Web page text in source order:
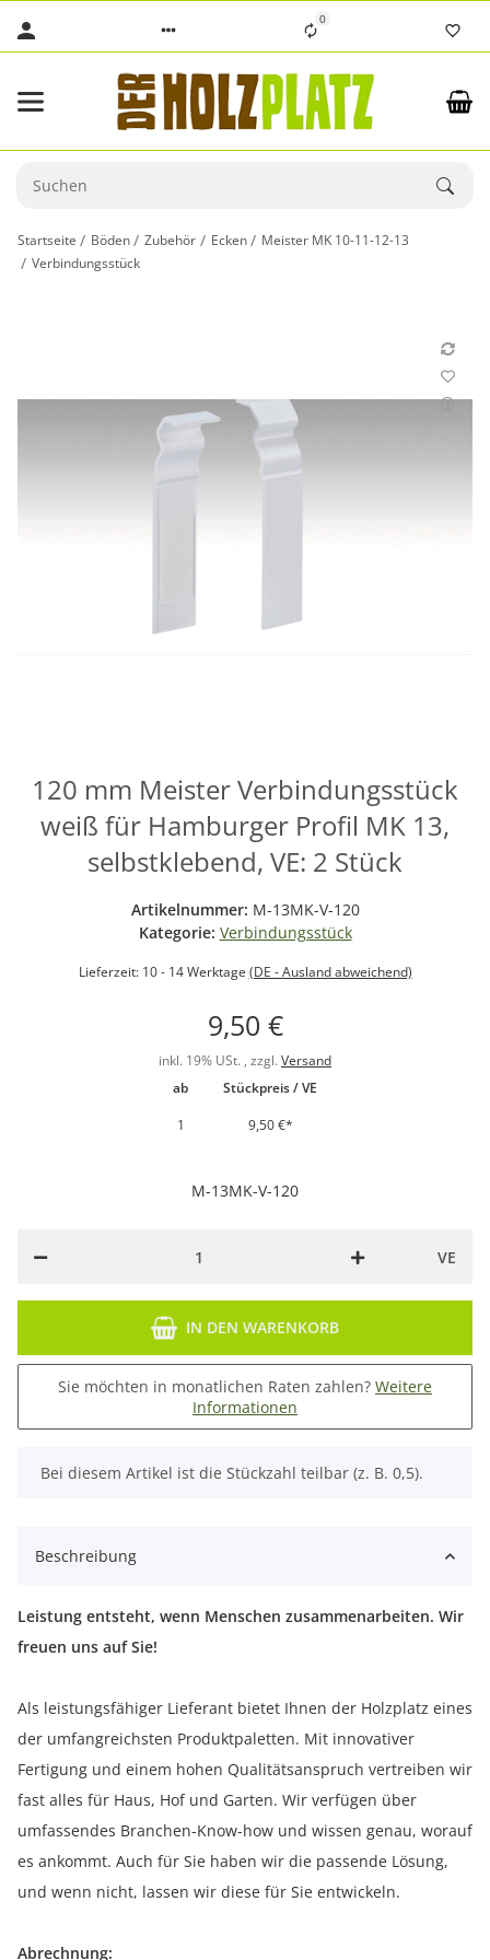
0
Startseite Böden Zubehör Ecken
Meister MK 10-11-12-13
Verbindungsstück
120 mm Meister Verbindungsstück
weiß für Hamburger Profil MK 13,
selbstklebend, VE: 2 Stück
Artikelnummer: M-13MK-V-120
Kategorie: Verbindungsstück
Lieferzeit: 10 - 14 Werktage (DE - Ausland abweichend)
9,50 €
inkl. 19% USt. , zzgl. Versand
ab
Stückpreis / VE
1
9,50 €*
M-13MK-V-120
VE
IN DEN WARENKORB
Sie möchten in monatlichen Raten zahlen? Weitere
Informationen
x
Bei diesem Artikel ist die Stückzahl teilbar (z. B. 0,5).
Beschreibung
Leistung entsteht, wenn Menschen zusammenarbeiten. Wir
freuen uns auf Sie!
Als leistungsfähiger Lieferant bietet Ihnen der Holzplatz eines
der umfangreichsten Produktpaletten. Mit innovativer
Fertigung und einem hohen Qualitätsanspruch vertreiben wir
fast alles für Haus, Hof und Garten. Wir verfügen über
umfassendes Branchen-Know-how und wissen genau, worauf
es ankommt. Auch für Sie haben wir die passende Lösung,
und wenn nicht, lassen wir diese für Sie entwickeln.
Abrechnung: